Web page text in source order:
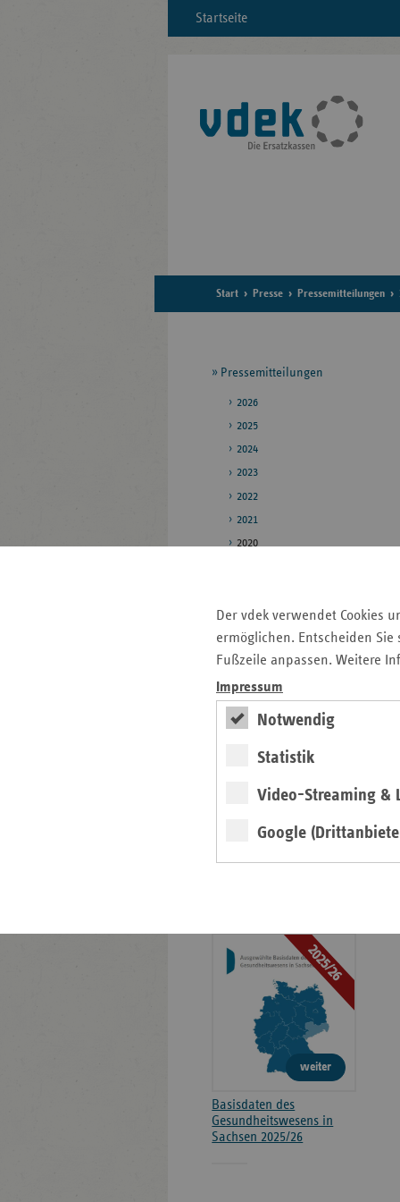
Der vdek verwendet Cookies
ermöglichen. Entscheiden
Fußzeile anpassen. Weitere
Impressum
Notwendig
Statistik
Video-Streaming &
Google
Startseite
Start Presse Pressemitteilungen
Seitennavigation
Pressemitteilungen
2026
2025
2024
2023
2022
2021
2020
Bildarchiv
Daten zum
Gesundheitswesen
Seitenleiste
Informationen
Auf einen Blick
Veranstaltungen
2025/26
weiter
Basisdaten des
Gesundheitswesens in
Sachsen 2025/26